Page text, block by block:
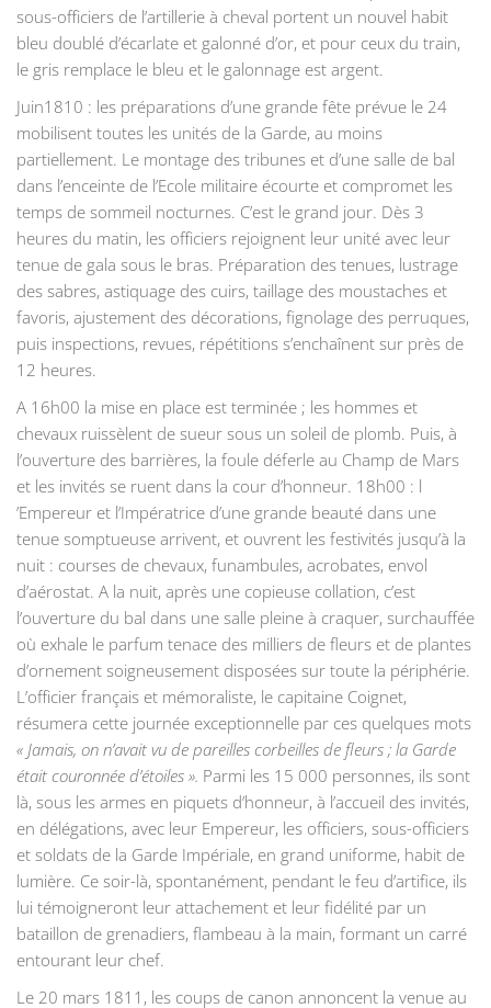
sous-officiers de l’artillerie à cheval portent un nouvel habit
bleu doublé d’écarlate et galonné d’or, et pour ceux du train,
le gris remplace le bleu et le galonnage est argent.
Juin1810 : les préparations d’une grande fête prévue le 24
mobilisent toutes les unités de la Garde, au moins
partiellement. Le montage des tribunes et d’une salle de bal
dans l’enceinte de l’Ecole militaire écourte et compromet les
temps de sommeil nocturnes. C’est le grand jour. Dès 3
heures du matin, les officiers rejoignent leur unité avec leur
tenue de gala sous le bras. Préparation des tenues, lustrage
des sabres, astiquage des cuirs, taillage des moustaches et
favoris, ajustement des décorations, fignolage des perruques,
puis inspections, revues, répétitions s’enchaînent sur près de
12 heures.
A 16h00 la mise en place est terminée ; les hommes et
chevaux ruissèlent de sueur sous un soleil de plomb. Puis, à
l’ouverture des barrières, la foule déferle au Champ de Mars
et les invités se ruent dans la cour d’honneur. 18h00 : l
’Empereur et l’Impératrice d’une grande beauté dans une
tenue somptueuse arrivent, et ouvrent les festivités jusqu’à la
nuit : courses de chevaux, funambules, acrobates, envol
d’aérostat. A la nuit, après une copieuse collation, c’est
l’ouverture du bal dans une salle pleine à craquer, surchauffée
où exhale le parfum tenace des milliers de fleurs et de plantes
d’ornement soigneusement disposées sur toute la périphérie.
L’officier français et mémoraliste, le capitaine Coignet,
résumera cette journée exceptionnelle par ces quelques mots
« Jamais, on n’avait vu de pareilles corbeilles de fleurs ; la Garde
était couronnée d’étoiles ». Parmi les 15 000 personnes, ils sont
là, sous les armes en piquets d’honneur, à l’accueil des invités,
en délégations, avec leur Empereur, les officiers, sous-officiers
et soldats de la Garde Impériale, en grand uniforme, habit de
lumière. Ce soir-là, spontanément, pendant le feu d’artifice, ils
lui témoigneront leur attachement et leur fidélité par un
bataillon de grenadiers, flambeau à la main, formant un carré
entourant leur chef.
Le 20 mars 1811, les coups de canon annoncent la venue au